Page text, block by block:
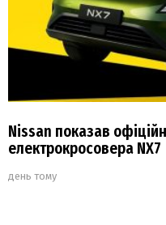
Nissan показав
електрокросовера NX7
день тому